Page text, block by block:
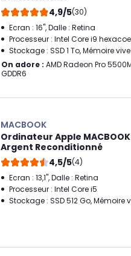
4,9/5(30)
Ecran : 16", Dalle : Retina
Processeur : Intel Core i9
Stockage : SSD 1 To, Mémoire vive
On adore : AMD Radeon Pro
GDDR6
MACBOOK
Ordinateur Apple MACBOOK
Argent Reconditionné
4,5/5(4)
Ecran : 13,1", Dalle : Retina
Processeur : Intel Core i5
Stockage : SSD 512 Go, Mémoire